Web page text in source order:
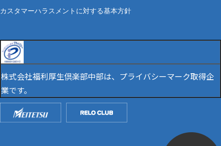
カスタマーハラスメントに対する基本方針
株式会社福利厚生倶楽部中部は、プライバシーマーク取得企
業です。